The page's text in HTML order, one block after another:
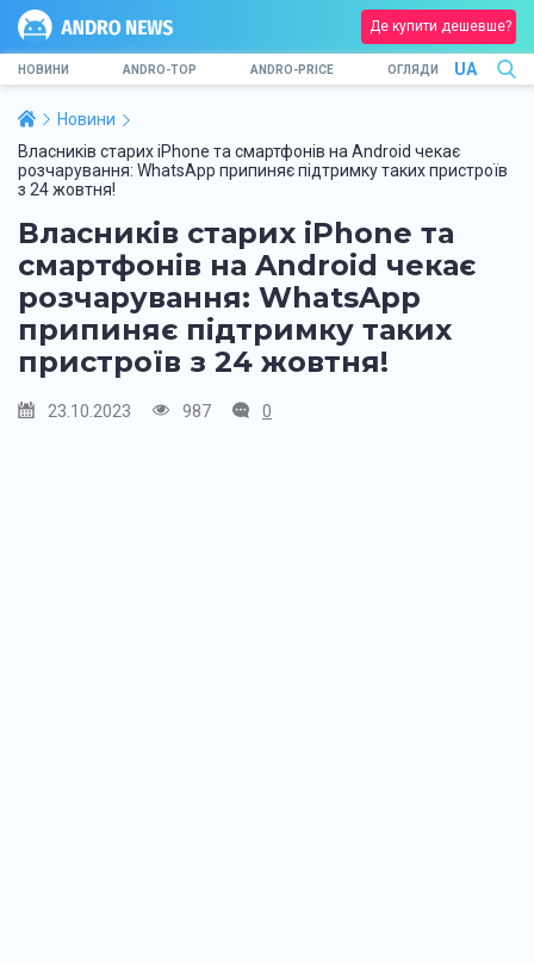
Де купити дешевше?
НОВИНИ ANDRO-TOP ANDRO-PRICE ОГЛЯДИ UA
Новини
Власників старих iPhone та смартфонів на Android чекає
розчарування: WhatsApp припиняє підтримку таких пристроїв
з 24 жовтня!
Власників старих iPhone та
смартфонів на Android чекає
розчарування: WhatsApp
припиняє підтримку таких
пристроїв з 24 жовтня!
23.10.2023 987 0